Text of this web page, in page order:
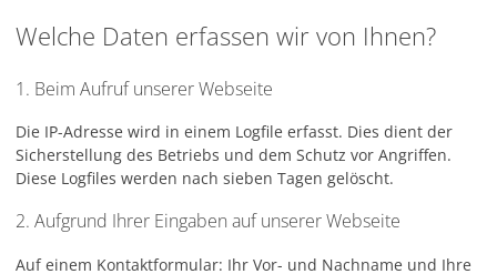
Welche Daten erfassen wir von Ihnen?
1. Beim Aufruf unserer Webseite
Die IP-Adresse wird in einem Logfile erfasst. Dies dient der
Sicherstellung des Betriebs und dem Schutz vor Angriffen.
Diese Logfiles werden nach sieben Tagen gelöscht.
2. Aufgrund Ihrer Eingaben auf unserer Webseite
Auf einem Kontaktformular: Ihr Vor- und Nachname und Ihre